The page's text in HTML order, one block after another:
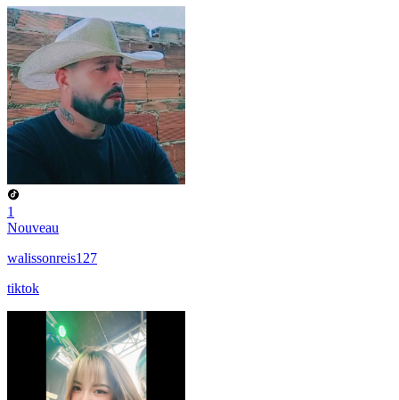
1
Nouveau
walissonreis127
tiktok